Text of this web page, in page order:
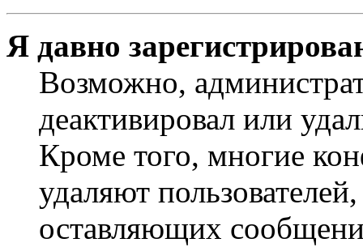
Я давно
Возможно,
деактивировал или
Кроме того, многие
удаляют
оставляющих